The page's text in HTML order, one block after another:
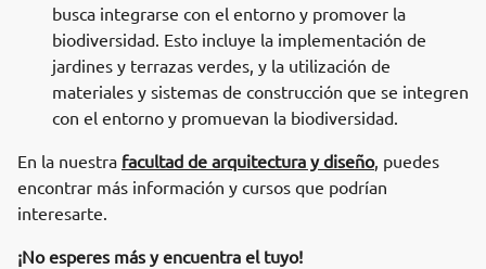
busca integrarse con el entorno y promover la
biodiversidad. Esto incluye la implementación de
jardines y terrazas verdes, y la utilización de
materiales y sistemas de construcción que se integren
con el entorno y promuevan la biodiversidad.
En la nuestra facultad de arquitectura y diseño, puedes
encontrar más información y cursos que podrían
interesarte.
¡No esperes más y encuentra el tuyo!